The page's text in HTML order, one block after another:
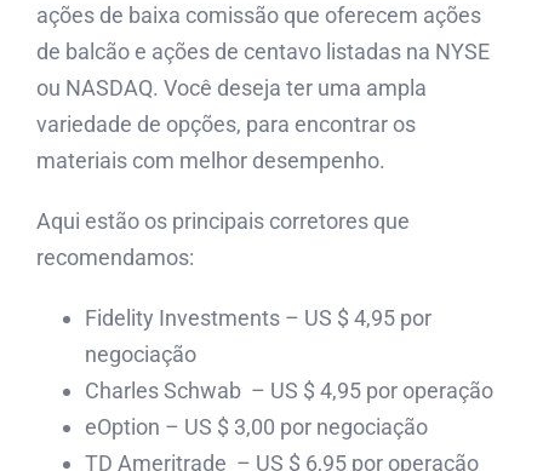
ações de baixa comissão que oferecem ações
de balcão e ações de centavo listadas na NYSE
ou NASDAQ. Você deseja ter uma ampla
variedade de opções, para encontrar os
materiais com melhor desempenho.
Aqui estão os principais corretores que
recomendamos:
Fidelity Investments – US $ 4,95 por
negociação
Charles Schwab – US $ 4,95 por operação
eOption – US $ 3,00 por negociação
TD Ameritrade – US $ 6,95 por operação